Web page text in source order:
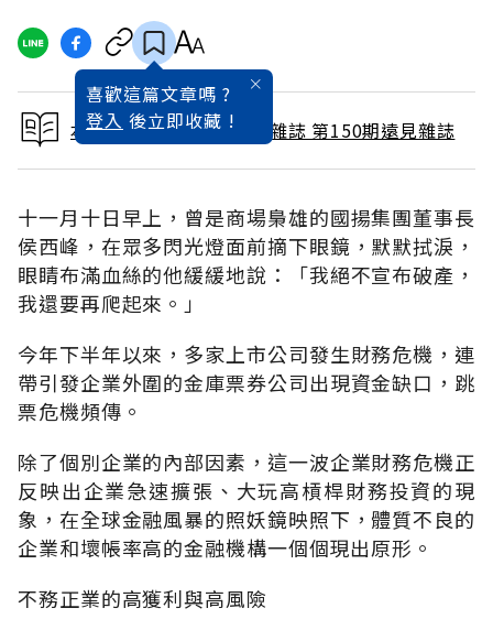
喜歡這篇文章嗎 ?
登入 後立即收藏 !
本文出自 1998 / 12月號雜誌 第150期遠見雜誌
十一月十日早上，曾是商場梟雄的國揚集團董事長
侯西峰，在眾多閃光燈面前摘下眼鏡，默默拭淚，
眼睛布滿血絲的他緩緩地說：「我絕不宣布破產，
我還要再爬起來。」
今年下半年以來，多家上市公司發生財務危機，連
帶引發企業外圍的金庫票券公司出現資金缺口，跳
票危機頻傳。
除了個別企業的內部因素，這一波企業財務危機正
反映出企業急速擴張、大玩高槓桿財務投資的現
象，在全球金融風暴的照妖鏡映照下，體質不良的
企業和壞帳率高的金融機構一個個現出原形。
不務正業的高獲利與高風險